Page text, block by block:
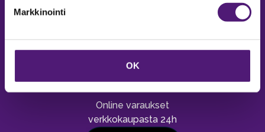
Markkinointi
OK
Puh:020 755 9975
Palvelemme arkisin 9–16
Online varaukset
verkkokaupasta 24h